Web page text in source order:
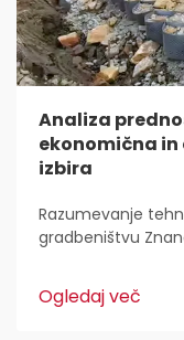
Analiza
ekonomična
izbira
Razumevanje
gradbeništvu
ki delajo na
sistem, sestavljen
Ogledaj več